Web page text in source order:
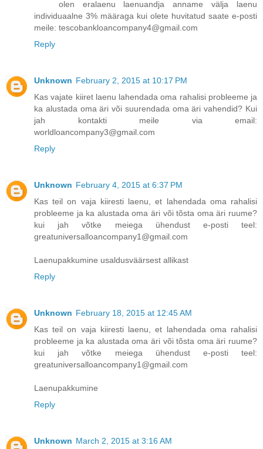
olen eralaenu laenuandja anname välja laenu
individuaalne 3% määraga kui olete huvitatud saate e-posti
meile: tescobankloancompany4@gmail.com
Reply
Unknown February 2, 2015 at 10:17 PM
Kas vajate kiiret laenu lahendada oma rahalisi probleeme ja
ka alustada oma äri või suurendada oma äri vahendid? Kui
jah kontakti meile via email:
worldloancompany3@gmail.com
Reply
Unknown February 4, 2015 at 6:37 PM
Kas teil on vaja kiiresti laenu, et lahendada oma rahalisi
probleeme ja ka alustada oma äri või tõsta oma äri ruume?
kui jah võtke meiega ühendust e-posti teel:
greatuniversalloancompany1@gmail.com
Laenupakkumine usaldusväärsest allikast
Reply
Unknown February 18, 2015 at 12:45 AM
Kas teil on vaja kiiresti laenu, et lahendada oma rahalisi
probleeme ja ka alustada oma äri või tõsta oma äri ruume?
kui jah võtke meiega ühendust e-posti teel:
greatuniversalloancompany1@gmail.com
Laenupakkumine
Reply
Unknown March 2, 2015 at 3:16 AM